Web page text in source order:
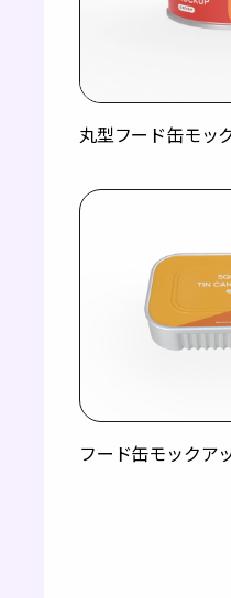
丸型フード缶モッ
フード缶モックア